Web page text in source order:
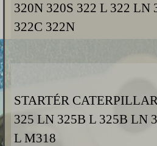
320N 320S 322 L 322 LN
322C 322N
STARTÉR
325 LN 325B L 325B LN
L M318